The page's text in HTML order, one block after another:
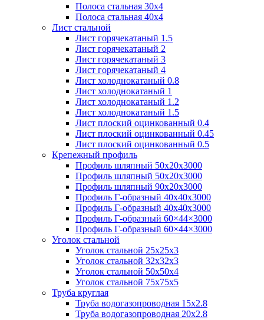
Полоса стальная 30х4
Полоса стальная 40х4
Лист стальной
Лист горячекатаный 1.5
Лист горячекатаный 2
Лист горячекатаный 3
Лист горячекатаный 4
Лист холоднокатаный 0.8
Лист холоднокатаный 1
Лист холоднокатаный 1.2
Лист холоднокатаный 1.5
Лист плоский оцинкованный 0.4
Лист плоский оцинкованный 0.45
Лист плоский оцинкованный 0.5
Крепежный профиль
Профиль шляпный 50х20х3000
Профиль шляпный 50х20х3000
Профиль шляпный 90х20х3000
Профиль Г-образный 40х40х3000
Профиль Г-образный 40х40х3000
Профиль Г-образный 60×44×3000
Профиль Г-образный 60×44×3000
Уголок стальной
Уголок стальной 25х25х3
Уголок стальной 32х32х3
Уголок стальной 50х50х4
Уголок стальной 75х75х5
Труба круглая
Труба водогазопроводная 15х2.8
Труба водогазопроводная 20х2.8